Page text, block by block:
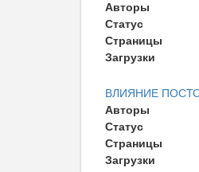
Авторы
Статус
Страницы
Загрузки
ВЛИЯНИЕ
Авторы
Статус
Страницы
Загрузки